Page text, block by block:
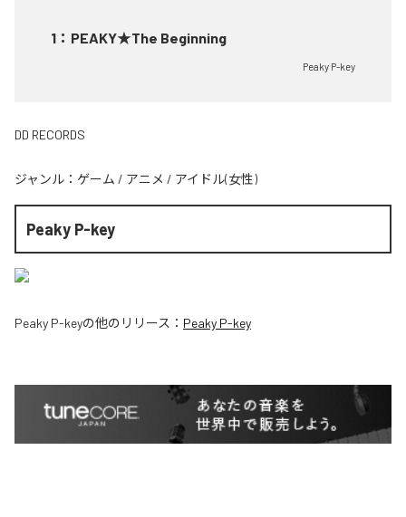
1 ： PEAKY★The Beginning
Peaky P-key
DD RECORDS
ジャンル： ゲーム / アニメ / アイドル(女性)
Peaky P-key
Peaky P-keyの他のリリース： Peaky P-key